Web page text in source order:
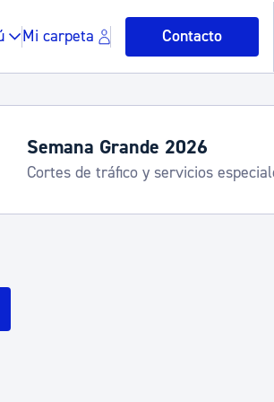
Mi carpeta Contacto
público, residuos y medioambiente
Semana Grande 2026
Cortes de tráfico y servicios